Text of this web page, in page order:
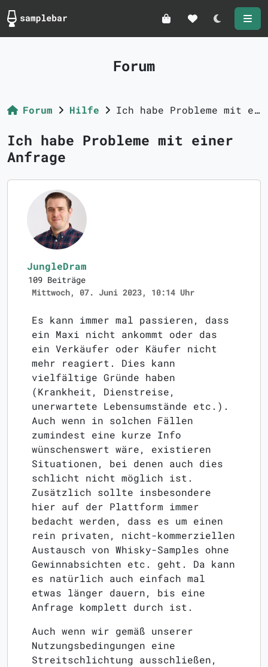
Darkmode
Forum
Forum Hilfe Ich habe Probleme mit einer Anfrage
Ich habe Probleme mit einer
Anfrage
JungleDram
109 Beiträge
Mittwoch, 07. Juni 2023, 10:14 Uhr
Es kann immer mal passieren, dass
ein Maxi nicht ankommt oder das
ein Verkäufer oder Käufer nicht
mehr reagiert. Dies kann
vielfältige Gründe haben
(Krankheit, Dienstreise,
unerwartete Lebensumstände etc.).
Auch wenn in solchen Fällen
zumindest eine kurze Info
wünschenswert wäre, existieren
Situationen, bei denen auch dies
schlicht nicht möglich ist.
Zusätzlich sollte insbesondere
hier auf der Plattform immer
bedacht werden, dass es um einen
rein privaten, nicht-kommerziellen
Austausch von Whisky-Samples ohne
Gewinnabsichten etc. geht. Da kann
es natürlich auch einfach mal
etwas länger dauern, bis eine
Anfrage komplett durch ist.
Auch wenn wir gemäß unserer
Nutzungsbedingungen eine
Streitschlichtung ausschließen,